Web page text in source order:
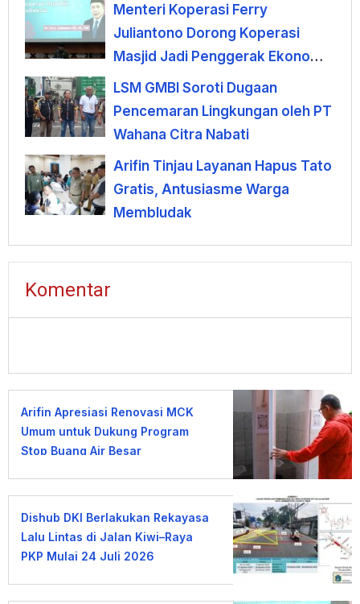
Menteri Koperasi Ferry
Juliantono Dorong Koperasi
Masjid Jadi Penggerak Ekonomi
Umat
LSM GMBI Soroti Dugaan
Pencemaran Lingkungan oleh PT
Wahana Citra Nabati
Arifin Tinjau Layanan Hapus Tato
Gratis, Antusiasme Warga
Membludak
Komentar
Arifin Apresiasi Renovasi MCK
Umum untuk Dukung Program
Stop Buang Air Besar
Dishub DKI Berlakukan Rekayasa
Lalu Lintas di Jalan Kiwi–Raya
PKP Mulai 24 Juli 2026